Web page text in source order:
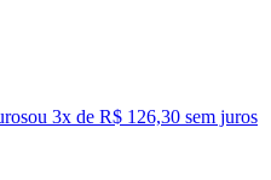
ou 3x de R$ 126,30 sem juros